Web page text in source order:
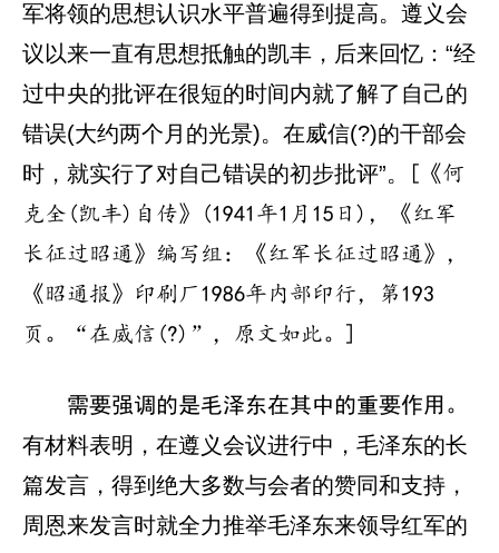
军将领的思想认识水平普遍得到提高。遵义会
议以来一直有思想抵触的凯丰，后来回忆：“经
过中央的批评在很短的时间内就了解了自己的
错误(大约两个月的光景)。在威信(?)的干部会
时，就实行了对自己错误的初步批评”。
[《何
克全(凯丰)自传》(1941年1月15日)，《红军
长征过昭通》编写组：《红军长征过昭通》，
《昭通报》印刷厂1986年内部印行，第193
页。“在威信(?)”，原文如此。]
需要强调的是毛泽东在其中的重要作用。
有材料表明，在遵义会议进行中，毛泽东的长
篇发言，得到绝大多数与会者的赞同和支持，
周恩来发言时就全力推举毛泽东来领导红军的